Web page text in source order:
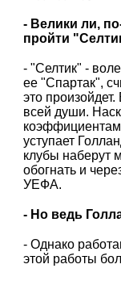
- Велики ли,
пройти
- "Селтик" -
ее "Спартак",
это
всей души.
уступает
клубы наберут
обогнать и
УЕФА.
- Но ведь
- Однако
этой работы